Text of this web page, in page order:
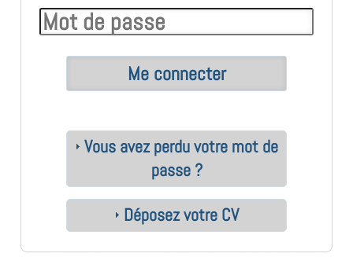
Vous avez perdu votre mot de
passe ?
Déposez votre CV